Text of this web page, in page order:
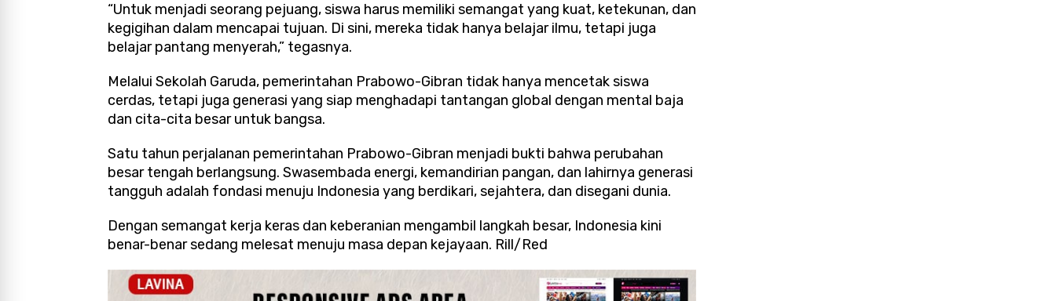
“Untuk menjadi seorang pejuang, siswa harus memiliki semangat yang kuat, ketekunan, dan
kegigihan dalam mencapai tujuan. Di sini, mereka tidak hanya belajar ilmu, tetapi juga
belajar pantang menyerah,” tegasnya.
Melalui Sekolah Garuda, pemerintahan Prabowo-Gibran tidak hanya mencetak siswa
cerdas, tetapi juga generasi yang siap menghadapi tantangan global dengan mental baja
dan cita-cita besar untuk bangsa.
Satu tahun perjalanan pemerintahan Prabowo-Gibran menjadi bukti bahwa perubahan
besar tengah berlangsung. Swasembada energi, kemandirian pangan, dan lahirnya generasi
tangguh adalah fondasi menuju Indonesia yang berdikari, sejahtera, dan disegani dunia.
Dengan semangat kerja keras dan keberanian mengambil langkah besar, Indonesia kini
benar-benar sedang melesat menuju masa depan kejayaan. Rill/Red